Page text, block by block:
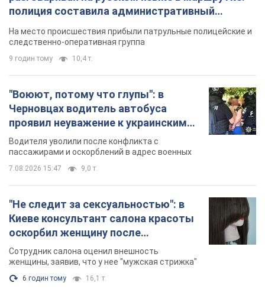
полиция составила административный
протокол. Видео
На место происшествия прибыли патрульные полицейские и
следственно-оперативная группа
9 годин тому 10,4 т.
"Воюют, потому что глупы": в
Черновцах водитель автобуса
проявил неуважение к украинским
военным и поплатился за это.
Видео
Водителя уволили после конфликта с
пассажирами и оскорблений в адрес военных
7.08.2026 15:47 9,0 т.
"Не следит за сексуальностью": в
Киеве консультант салона красоты
оскорбил женщину после
химиотерапии, разгорелся скандал.
Фото
Сотрудник салона оценил внешность
женщины, заявив, что у нее "мужская стрижка"
6 годин тому 16,1 т.